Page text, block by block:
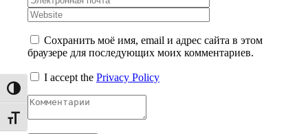
Переключить на высокую контрастность
Переключить на увеличенный шрифт
Сохранить моё имя, email и адрес сайта в этом
браузере для последующих моих комментариев.
I accept the Privacy Policy